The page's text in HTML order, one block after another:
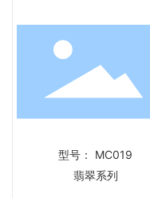
型号： MC019
翡翠系列